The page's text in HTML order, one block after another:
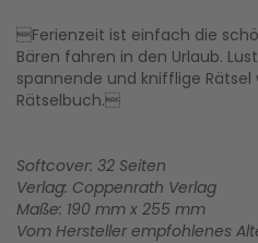
Ferienzeit ist einfach die
Bären fahren in den Urlaub.
spannende und knifflige
Rätselbuch.
Softcover: 32 Seiten
Verlag: Coppenrath Verlag
Maße: 190 mm x 255 mm
Vom Hersteller empfohlenes